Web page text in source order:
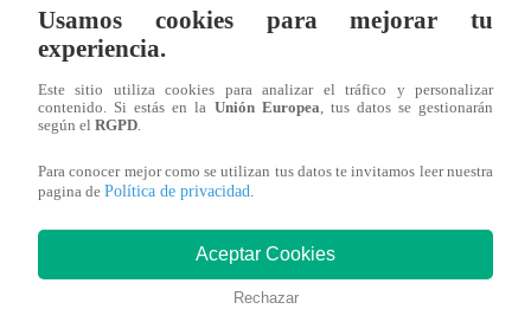
– 14 de junio del 2021 – Programa
completo
junio
También te puede
interesar
Usamos cookies para mejorar tu
experiencia.
Este sitio utiliza cookies para analizar el tráfico y personalizar
contenido. Si estás en la Unión Europea, tus datos se gestionarán
según el RGPD.
Para conocer mejor como se utilizan tus datos te invitamos leer nuestra
pagina de Política de privacidad.
Aceptar Cookies
Rechazar